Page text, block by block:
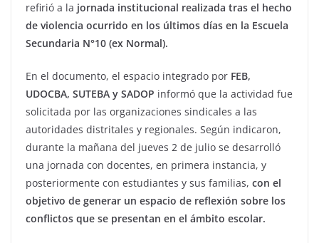
refirió a la jornada institucional realizada tras el hecho
de violencia ocurrido en los últimos días en la Escuela
Secundaria N°10 (ex Normal).
En el documento, el espacio integrado por FEB,
UDOCBA, SUTEBA y SADOP informó que la actividad fue
solicitada por las organizaciones sindicales a las
autoridades distritales y regionales. Según indicaron,
durante la mañana del jueves 2 de julio se desarrolló
una jornada con docentes, en primera instancia, y
posteriormente con estudiantes y sus familias, con el
objetivo de generar un espacio de reflexión sobre los
conflictos que se presentan en el ámbito escolar.